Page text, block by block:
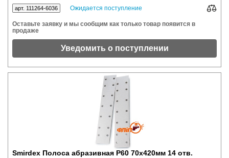
арт. 111264-6036 Ожидается поступление
Оставьте заявку и мы сообщим как только товар появится в
продаже
Уведомить о поступлении
Smirdex Полоса абразивная P60 70x420мм 14 отв.